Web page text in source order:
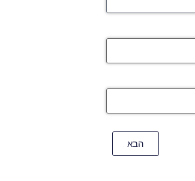
הבא